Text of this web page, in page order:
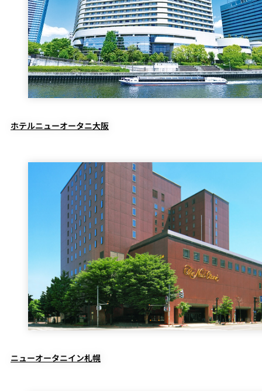
ホテルニューオータニ大阪
ニューオータニイン札幌